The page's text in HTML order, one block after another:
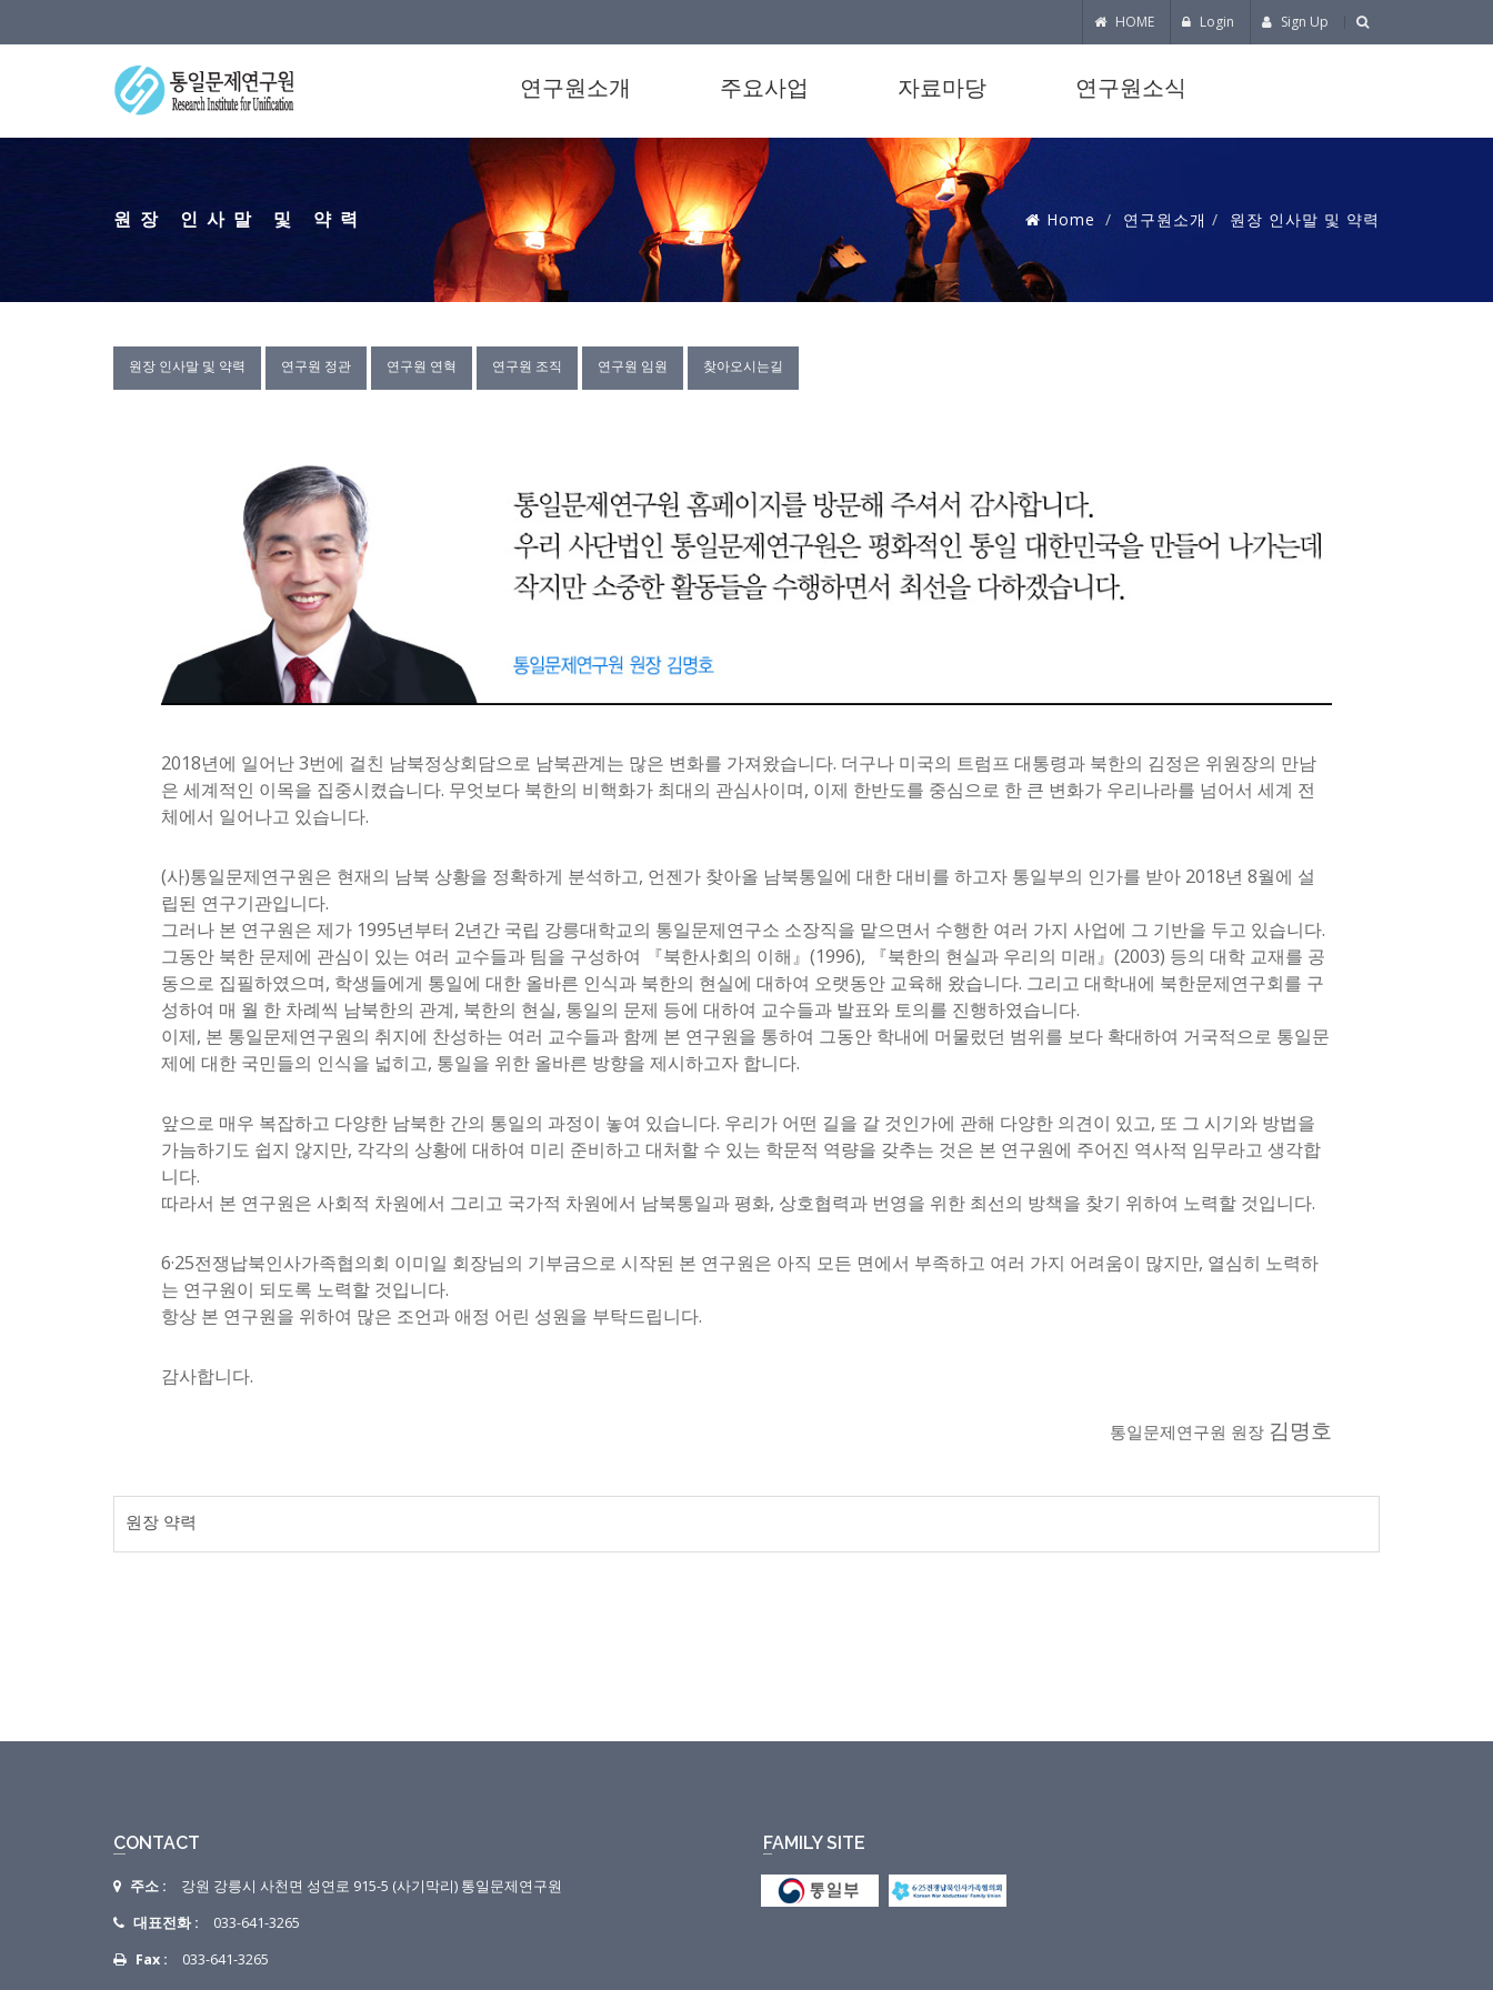
HOME Login Sign Up
연구원소개 주요사업 자료마당 연구원소식
원장 인사말 및 약력 Home 연구원소개 원장 인사말 및 약력
원장 인사말 및 약력 연구원 정관 연구원 연혁 연구원 조직 연구원 임원 찾아오시는길
2018년에 일어난 3번에 걸친 남북정상회담으로 남북관계는 많은 변화를 가져왔습니다. 더구나 미국의 트럼프 대통령과 북한의 김정은 위원장의 만남
은 세계적인 이목을 집중시켰습니다. 무엇보다 북한의 비핵화가 최대의 관심사이며, 이제 한반도를 중심으로 한 큰 변화가 우리나라를 넘어서 세계 전
체에서 일어나고 있습니다.
(사)통일문제연구원은 현재의 남북 상황을 정확하게 분석하고, 언젠가 찾아올 남북통일에 대한 대비를 하고자 통일부의 인가를 받아 2018년 8월에 설
립된 연구기관입니다.
그러나 본 연구원은 제가 1995년부터 2년간 국립 강릉대학교의 통일문제연구소 소장직을 맡으면서 수행한 여러 가지 사업에 그 기반을 두고 있습니다.
그동안 북한 문제에 관심이 있는 여러 교수들과 팀을 구성하여 『북한사회의 이해』(1996), 『북한의 현실과 우리의 미래』(2003) 등의 대학 교재를 공
동으로 집필하였으며, 학생들에게 통일에 대한 올바른 인식과 북한의 현실에 대하여 오랫동안 교육해 왔습니다. 그리고 대학내에 북한문제연구회를 구
성하여 매 월 한 차례씩 남북한의 관계, 북한의 현실, 통일의 문제 등에 대하여 교수들과 발표와 토의를 진행하였습니다.
이제, 본 통일문제연구원의 취지에 찬성하는 여러 교수들과 함께 본 연구원을 통하여 그동안 학내에 머물렀던 범위를 보다 확대하여 거국적으로 통일문
제에 대한 국민들의 인식을 넓히고, 통일을 위한 올바른 방향을 제시하고자 합니다.
앞으로 매우 복잡하고 다양한 남북한 간의 통일의 과정이 놓여 있습니다. 우리가 어떤 길을 갈 것인가에 관해 다양한 의견이 있고, 또 그 시기와 방법을
가늠하기도 쉽지 않지만, 각각의 상황에 대하여 미리 준비하고 대처할 수 있는 학문적 역량을 갖추는 것은 본 연구원에 주어진 역사적 임무라고 생각합
니다.
따라서 본 연구원은 사회적 차원에서 그리고 국가적 차원에서 남북통일과 평화, 상호협력과 번영을 위한 최선의 방책을 찾기 위하여 노력할 것입니다.
6·25전쟁납북인사가족협의회 이미일 회장님의 기부금으로 시작된 본 연구원은 아직 모든 면에서 부족하고 여러 가지 어려움이 많지만, 열심히 노력하
는 연구원이 되도록 노력할 것입니다.
항상 본 연구원을 위하여 많은 조언과 애정 어린 성원을 부탁드립니다.
감사합니다.
통일문제연구원 원장 김명호
원장 약력
CONTACT
주소 :
강원 강릉시 사천면 성연로 915-5 (사기막리) 통일문제연구원
대표전화 :
033-641-3265
Fax :
033-641-3265
FAMILY SITE